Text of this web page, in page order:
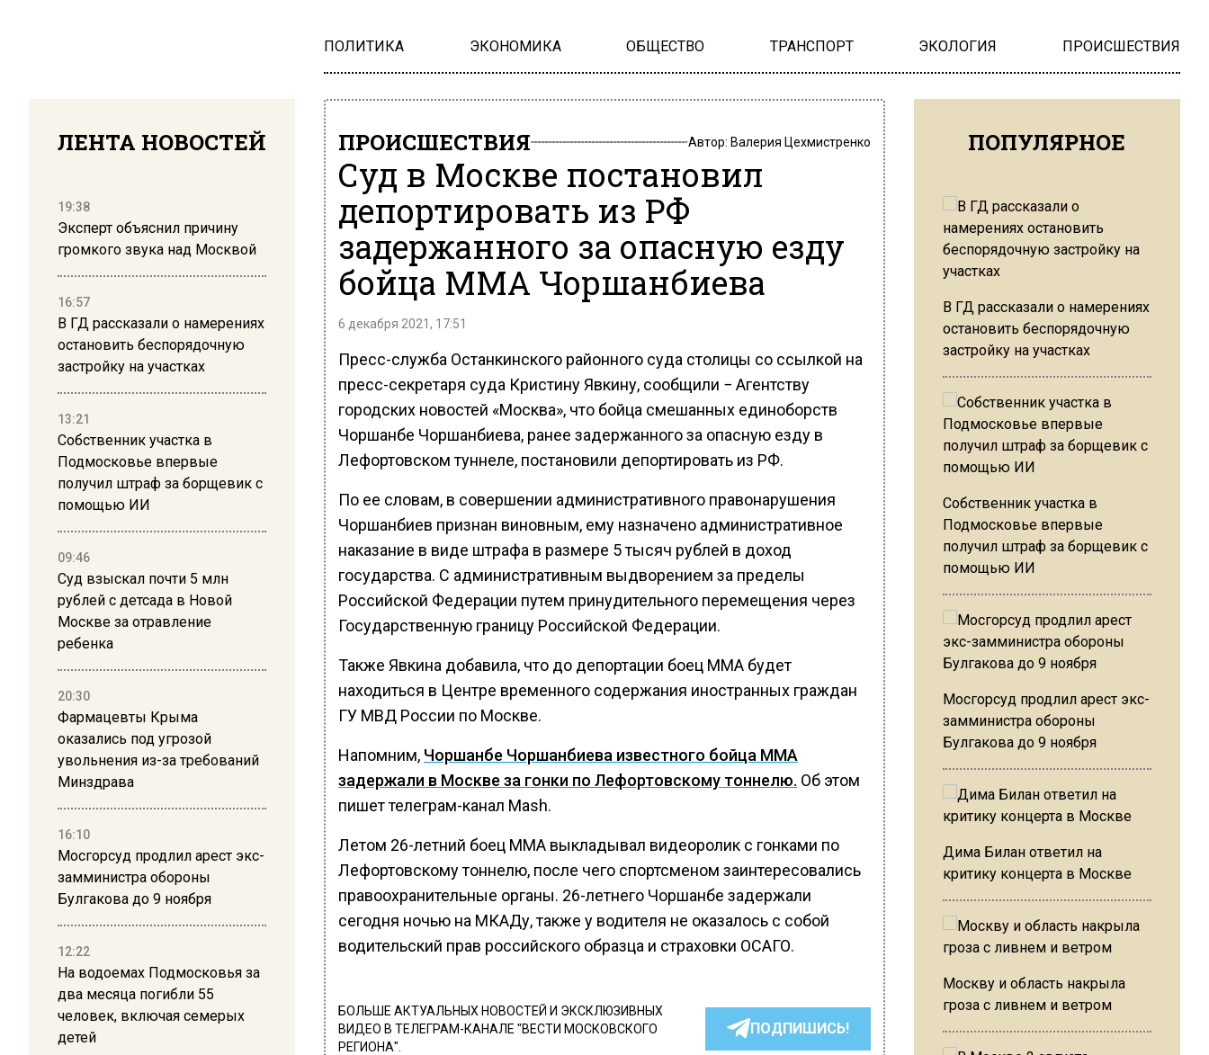
ПОЛИТИКА ЭКОНОМИКА ОБЩЕСТВО ТРАНСПОРТ ЭКОЛОГИЯ ПРОИСШЕСТВИЯ
ЛЕНТА НОВОСТЕЙ
19:38
Эксперт объяснил причину
громкого звука над Москвой
16:57
В ГД рассказали о намерениях
остановить беспорядочную
застройку на участках
13:21
Собственник участка в
Подмосковье впервые
получил штраф за борщевик с
помощью ИИ
09:46
Суд взыскал почти 5 млн
рублей с детсада в Новой
Москве за отравление
ребенка
20:30
Фармацевты Крыма
оказались под угрозой
увольнения из-за требований
Минздрава
16:10
Мосгорсуд продлил арест экс-
замминистра обороны
Булгакова до 9 ноября
12:22
На водоемах Подмосковья за
два месяца погибли 55
человек, включая семерых
детей
ПРОИСШЕСТВИЯ Автор: Валерия Цехмистренко
Суд в Москве постановил
депортировать из РФ
задержанного за опасную езду
бойца ММА Чоршанбиева
6 декабря 2021, 17:51
Пресс-служба Останкинского районного суда столицы со ссылкой на
пресс-секретаря суда Кристину Явкину, сообщили − Агентству
городских новостей «Москва», что бойца смешанных единоборств
Чоршанбе Чоршанбиева, ранее задержанного за опасную езду в
Лефортовском туннеле, постановили депортировать из РФ.
По ее словам, в совершении административного правонарушения
Чоршанбиев признан виновным, ему назначено административное
наказание в виде штрафа в размере 5 тысяч рублей в доход
государства. С административным выдворением за пределы
Российской Федерации путем принудительного перемещения через
Государственную границу Российской Федерации.
Также Явкина добавила, что до депортации боец ММА будет
находиться в Центре временного содержания иностранных граждан
ГУ МВД России по Москве.
Напомним, Чоршанбе Чоршанбиева известного бойца MMA
задержали в Москве за гонки по Лефортовскому тоннелю. Об этом
пишет телеграм-канал Мash.
Летом 26-летний боец MMA выкладывал видеоролик с гонками по
Лефортовскому тоннелю, после чего спортсменoм заинтересовались
правоохранительные органы. 26-летнего Чоршанбе задержали
сегодня ночью на МКАДу, также у водителя не оказалось с собой
водительский прав российского образца и страховки ОСАГО.
БОЛЬШЕ АКТУАЛЬНЫХ НОВОСТЕЙ И ЭКСКЛЮЗИВНЫХ
ВИДЕО В ТЕЛЕГРАМ-КАНАЛЕ "ВЕСТИ МОСКОВСКОГО
РЕГИОНА".
ПОДПИШИСЬ!
ПОПУЛЯРНОЕ
В ГД рассказали о намерениях
остановить беспорядочную
застройку на участках
Собственник участка в
Подмосковье впервые
получил штраф за борщевик с
помощью ИИ
Мосгорсуд продлил арест экс-
замминистра обороны
Булгакова до 9 ноября
Дима Билан ответил на
критику концерта в Москве
Москву и область накрыла
гроза с ливнем и ветром